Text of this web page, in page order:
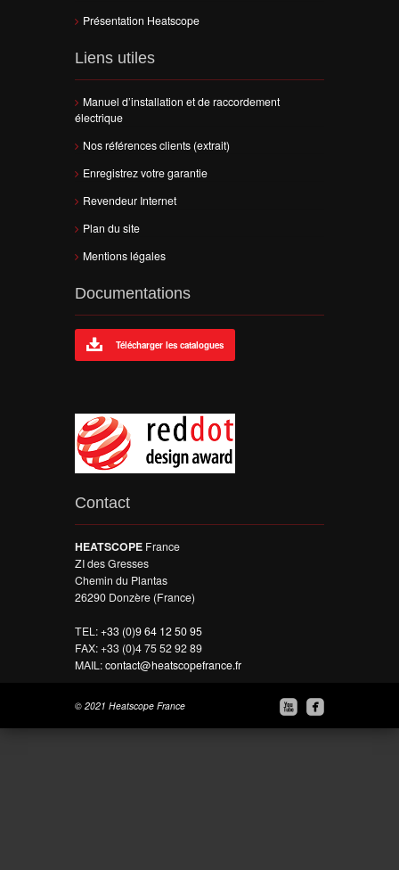
Présentation Heatscope
Liens utiles
Manuel d’installation et de raccordement
électrique
Nos références clients (extrait)
Enregistrez votre garantie
Revendeur Internet
Plan du site
Mentions légales
Documentations
Télécharger les catalogues
Contact
HEATSCOPE France
ZI des Gresses
Chemin du Plantas
26290 Donzère (France)
TEL:+33 (0)9 64 12 50 95
FAX: +33 (0)4 75 52 92 89
MAIL:contact@heatscopefrance.fr


© 2021 Heatscope France